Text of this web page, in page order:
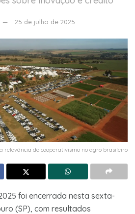
25 de julho de 2025
relevância do cooperativismo no agro brasileiro
foi encerrada nesta sexta-
(SP), com resultados